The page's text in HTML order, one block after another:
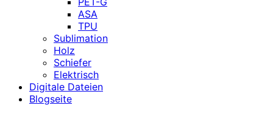
ASA
TPU
Sublimation
Holz
Schiefer
Elektrisch
Digitale Dateien
Blogseite